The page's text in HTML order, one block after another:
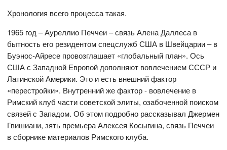
Хронология всего процесса такая.
1965 год – Ауреллио Печчеи – связь Алена Даллеса в
бытность его резидентом спецслужб США в Швейцарии – в
Буэнос-Айресе провозглашает «глобальный план». Ось
США с Западной Европой дополняют вовлечением СССР и
Латинской Америки. Это и есть внешний фактор
«перестройки». Внутренний же фактор - вовлечение в
Римский клуб части советской элиты, озабоченной поиском
связей с Западом. Об этом подробно рассказывал Джермен
Гвишиани, зять премьера Алексея Косыгина, связь Печчеи
в сборнике материалов Римского клуба.